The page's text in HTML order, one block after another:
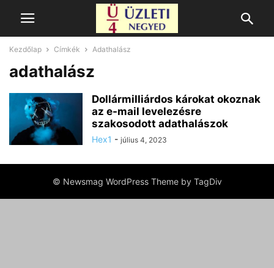
Kezdőlap Címkék Adathalász
adathalász
Dollármilliárdos károkat okoznak
az e-mail levelezésre
szakosodott adathalászok
Hex1 - július 4, 2023
© Newsmag WordPress Theme by TagDiv